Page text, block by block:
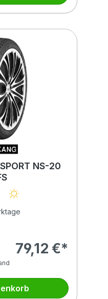
NS-20
79,12 €*